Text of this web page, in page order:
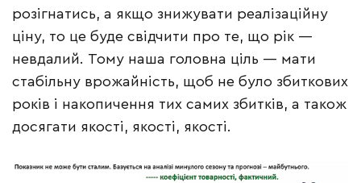
розігнатись, а якщо знижувати реалізаційну
ціну, то це буде свідчити про те, що рік —
невдалий. Тому наша головна ціль — мати
стабільну врожайність, щоб не було збиткових
років і накопичення тих самих збитків, а також
досягати якості, якості, якості.